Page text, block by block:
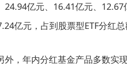
24.94亿元、16.41亿元、
亿元，占到股票型ETF分红总
外，年内分红基金产品多数实